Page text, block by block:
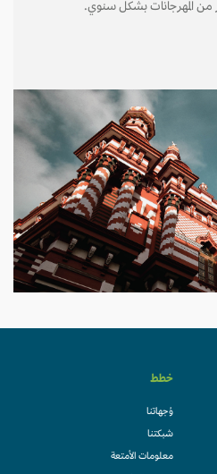
المهرجانات بشكل سنوي.
خطط
وُجهاتنا
شبكتنا
معلومات الأمتعة